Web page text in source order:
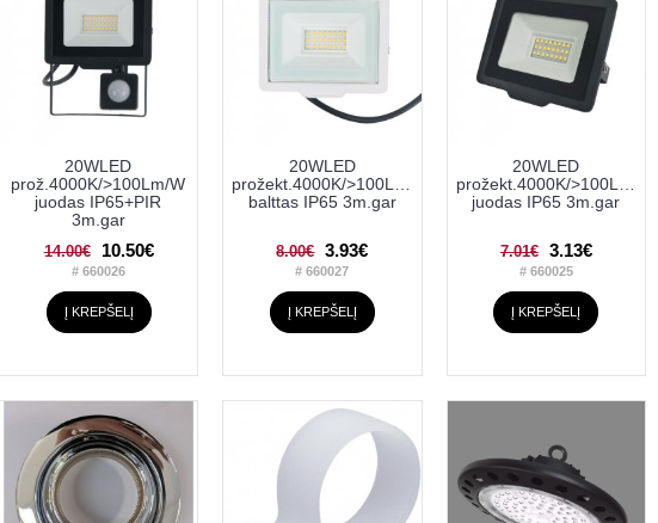
20WLED
prož.4000K/>100Lm/W
juodas IP65+PIR
3m.gar
14.00€ 10.50€
# 660026
Į KREPŠELĮ
20WLED
prožekt.4000K/>100Lm/W
balttas IP65 3m.gar
8.00€ 3.93€
# 660027
Į KREPŠELĮ
20WLED
prožekt.4000K/>100Lm/W
juodas IP65 3m.gar
7.01€ 3.13€
# 660025
Į KREPŠELĮ